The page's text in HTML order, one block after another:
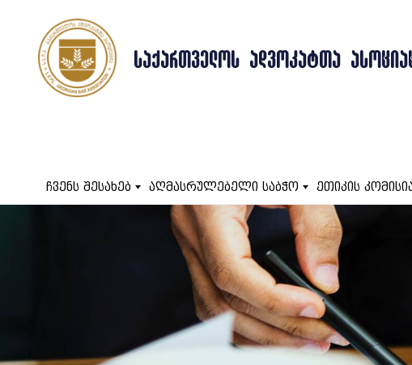
ᲡᲐᲥᲐᲠᲗᲕᲔᲚᲝᲡ ᲐᲓᲕᲝᲙᲐᲢᲗᲐ
ჩვენს შესახებ აღმასრულებელი საბჭო ეთიკის